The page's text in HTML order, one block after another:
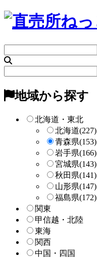
リ
索
ー
検
地域から探す
北海道・東北
北海道(227)
青森県(153)
岩手県(166)
宮城県(143)
秋田県(141)
山形県(147)
福島県(172)
関東
甲信越・北陸
東海
関西
中国・四国